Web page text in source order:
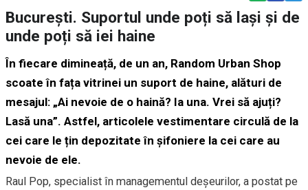
București. Suportul unde poți să lași și de
unde poți să iei haine
În fiecare dimineață, de un an, Random Urban Shop
scoate în fața vitrinei un suport de haine, alături de
mesajul: „Ai nevoie de o haină? Ia una. Vrei să ajuți?
Lasă una”. Astfel, articolele vestimentare circulă de la
cei care le țin depozitate în șifoniere la cei care au
nevoie de ele.
Raul Pop, specialist în managementul deșeurilor, a postat pe